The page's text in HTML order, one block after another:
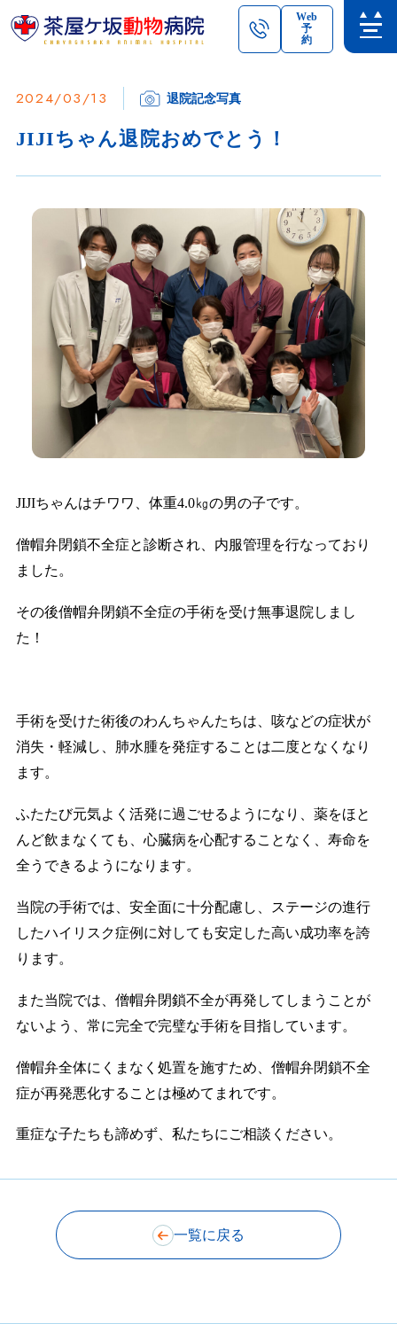
Web
予
約
2024/03/13 退院記念写真
JIJIちゃん退院おめでとう！
JIJIちゃんはチワワ、体重4.0㎏の男の子です。
僧帽弁閉鎖不全症と診断され、内服管理を行なっており
ました。
その後僧帽弁閉鎖不全症の手術を受け無事退院しまし
た！
手術を受けた術後のわんちゃんたちは、咳などの症状が
消失・軽減し、肺水腫を発症することは二度となくなり
ます。
ふたたび元気よく活発に過ごせるようになり、薬をほと
んど飲まなくても、心臓病を心配することなく、寿命を
全うできるようになります。
当院の手術では、安全面に十分配慮し、ステージの進行
したハイリスク症例に対しても安定した高い成功率を誇
ります。
また当院では、僧帽弁閉鎖不全が再発してしまうことが
ないよう、常に完全で完璧な手術を目指しています。
僧帽弁全体にくまなく処置を施すため、僧帽弁閉鎖不全
症が再発悪化することは極めてまれです。
重症な子たちも諦めず、私たちにご相談ください。
一覧に戻る